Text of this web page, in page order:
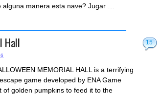
manera esta nave? Jugar …
15
Hall
MEMORIAL HALL is a terrifying
game developed by ENA Game
of golden pumpkins to feed it to the